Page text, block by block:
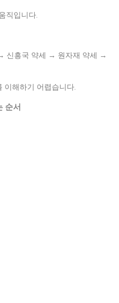
직입니다.
신흥국 약세 → 원자재 약세 →
이해하기 어렵습니다.
순서